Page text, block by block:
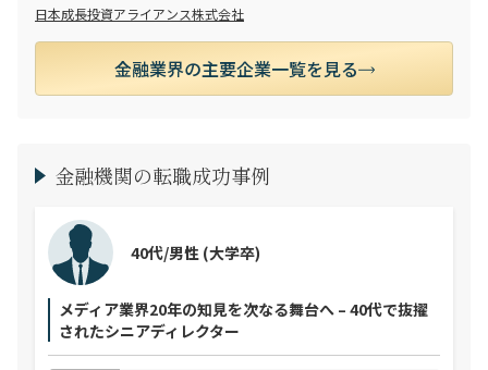
日本成長投資アライアンス株式会社
金融業界の主要企業一覧を見る
金融機関の転職成功事例
メディア業界20年の知見を次なる舞台へ – 40代で抜擢
されたシニアディレクター
40代/男性 (大学卒)